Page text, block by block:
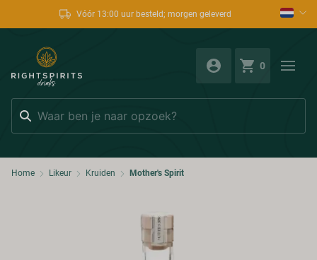
Vóór 13:00 uur besteld; morgen geleverd
0
Home Likeur Kruiden Mother's Spirit